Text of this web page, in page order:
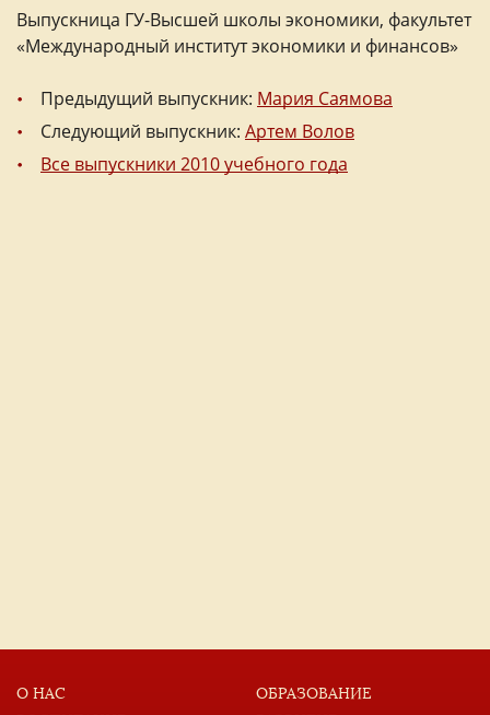
Выпускница ГУ-Высшей школы экономики, факультет
«Международный институт экономики и финансов»
Предыдущий выпускник: Мария Саямова
Следующий выпускник: Артем Волов
Все выпускники 2010 учебного года
О НАС
ОБРАЗОВАНИЕ